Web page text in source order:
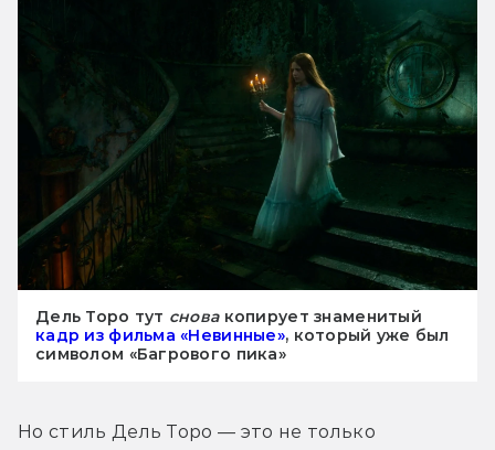
Дель Торо тут сновакопирует знаменитый
кадр из фильма «Невинные», который уже был
символом «Багрового пика»
Но стиль Дель Торо — это не только